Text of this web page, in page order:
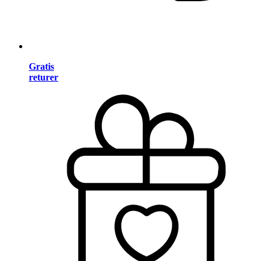
Gratis
returer